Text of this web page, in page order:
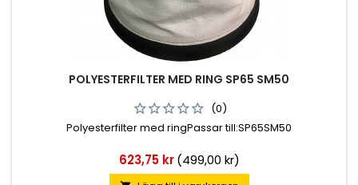
POLYESTERFILTER MED RING SP65 SM50
(0)
Polyesterfilter med ringPassar till:SP65SM50
Pris
623,75 kr (499,00 kr)